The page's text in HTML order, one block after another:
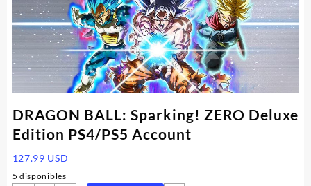
DRAGON BALL: Sparking! ZERO Deluxe
Edition PS4/PS5 Account
127.99 USD
5 disponibles